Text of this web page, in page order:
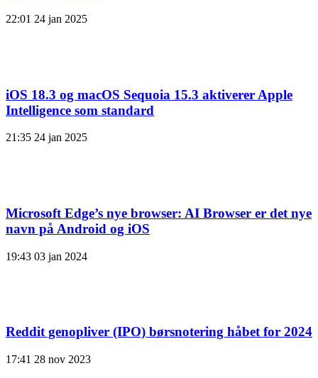
22:01 24 jan 2025
iOS 18.3 og macOS Sequoia 15.3 aktiverer Apple
Intelligence som standard
21:35 24 jan 2025
Microsoft Edge’s nye browser: AI Browser er det nye
navn på Android og iOS
19:43 03 jan 2024
Reddit genopliver (IPO) børsnotering håbet for 2024
17:41 28 nov 2023